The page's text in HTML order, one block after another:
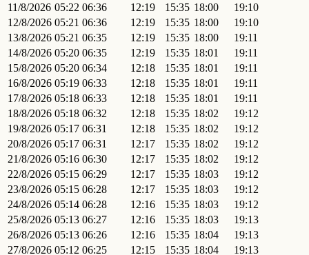
11/8/2026 05:22 06:36 12:19 15:35 18:00
19:10
12/8/2026 05:21 06:36 12:19 15:35 18:00
19:10
13/8/2026 05:21 06:35 12:19 15:35 18:00
19:11
14/8/2026 05:20 06:35 12:19 15:35 18:01
19:11
15/8/2026 05:20 06:34 12:18 15:35 18:01
19:11
16/8/2026 05:19 06:33 12:18 15:35 18:01
19:11
17/8/2026 05:18 06:33 12:18 15:35 18:01
19:11
18/8/2026 05:18 06:32 12:18 15:35 18:02
19:12
19/8/2026 05:17 06:31 12:18 15:35 18:02
19:12
20/8/2026 05:17 06:31 12:17 15:35 18:02
19:12
21/8/2026 05:16 06:30 12:17 15:35 18:02
19:12
22/8/2026 05:15 06:29 12:17 15:35 18:03
19:12
23/8/2026 05:15 06:28 12:17 15:35 18:03
19:12
24/8/2026 05:14 06:28 12:16 15:35 18:03
19:12
25/8/2026 05:13 06:27 12:16 15:35 18:03
19:13
26/8/2026 05:13 06:26 12:16 15:35 18:04
19:13
27/8/2026 05:12 06:25 12:15 15:35 18:04
19:13